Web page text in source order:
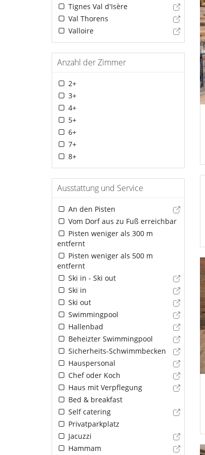
Tignes Val d'Isère
Val Thorens
Valloire
Anzahl der Zimmer
2+
3+
4+
5+
6+
7+
8+
Ausstattung und Service
An den Pisten
Vom Dorf aus zu Fuß erreichbar
Pisten weniger als 300 m
entfernt
Pisten weniger als 500 m
entfernt
Ski in - Ski out
Ski in
Ski out
Swimmingpool
Hallenbad
Beheizter Swimmingpool
Sicherheits-Schwimmbecken
Hauspersonal
Chef oder Koch
Haus mit Verpflegung
Bed & breakfast
Self catering
Privatparkplatz
Jacuzzi
Hammam